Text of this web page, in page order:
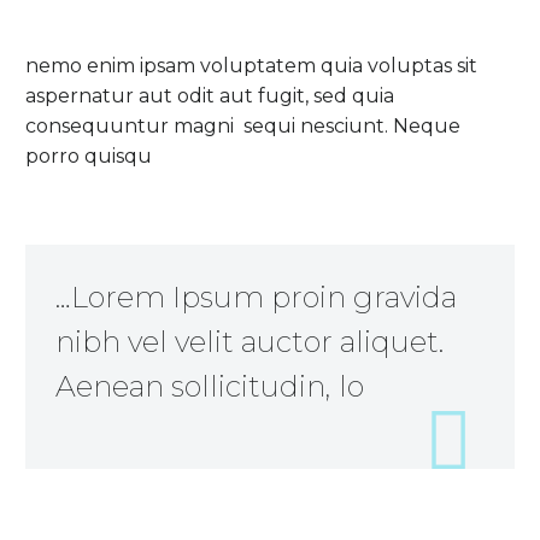
nemo enim ipsam voluptatem quia voluptas sit
aspernatur aut odit aut fugit, sed quia
consequuntur magni sequi nesciunt. Neque
porro quisqu
…Lorem Ipsum proin gravida
nibh vel velit auctor aliquet.
Aenean sollicitudin, lo